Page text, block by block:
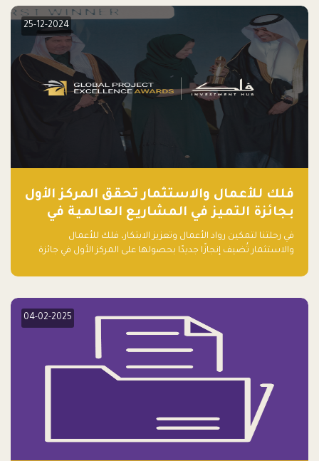
25-12-2024
فلك للأعمال والاستثمار تحقق المركز الأول
بجائزة التميز في المشاريع العالمية في
ريادة الأعمال الصاعدة لعام ٢٠٢٤
في رحلتنا لتمكين رواد الأعمال وتعزيز الابتكار، فلك للأعمال
والاستثمار تُضيف إنجازًا جديدًا بحصولها على المركز الأول في جائزة
04-02-2025